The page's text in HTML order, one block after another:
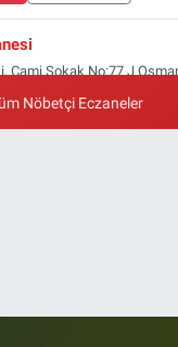
Cami Sokak No:77 J
Nöbetçi Eczaneler